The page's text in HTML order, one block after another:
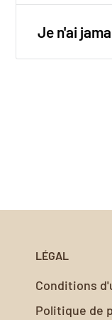
Utilisez
Pour une
papier peint
surfaces et
Je n'ai
Votre
LÉGAL
Conditions
Politique de